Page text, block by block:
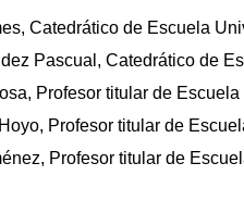
Catedrático de Escuela
Pascual, Catedrático de
Profesor titular de
Profesor titular de
Profesor titular de